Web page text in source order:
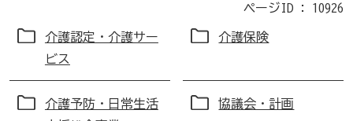
ページID : 10926
介護認定・介護サー
ビス
介護保険
介護予防・日常生活
協議会・計画